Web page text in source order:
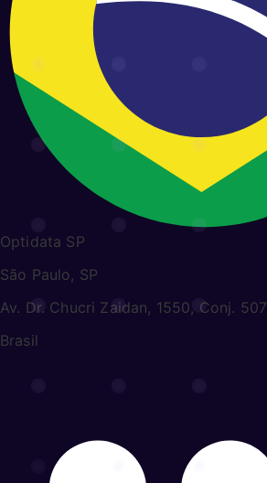
Optidata SP
São Paulo, SP
Av. Dr. Chucri Zaidan, 1550, Conj. 507
Brasil